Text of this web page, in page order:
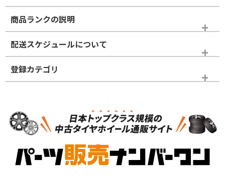
商品ランクの説明
※商品ランクは出品者の主観により判断しておりますので、あら
かじめご了承ください。
ホイールランク
S
品）
S
新車外し品（新古
付き
配送スケジュールについて
登録カテゴリ
スタッドレスタイヤホイールセット